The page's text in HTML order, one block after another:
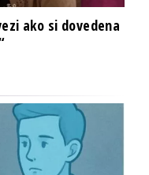
ako si dovedena